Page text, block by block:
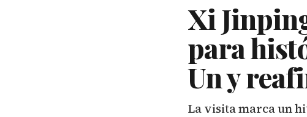
Xi
para
Un y
La visita marca un